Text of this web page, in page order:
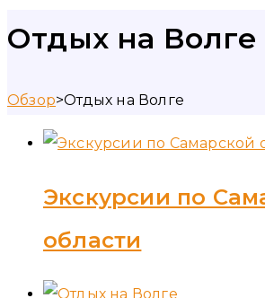
Отдых на Волге
Обзор>Отдых на Волге
Экскурсии по
области